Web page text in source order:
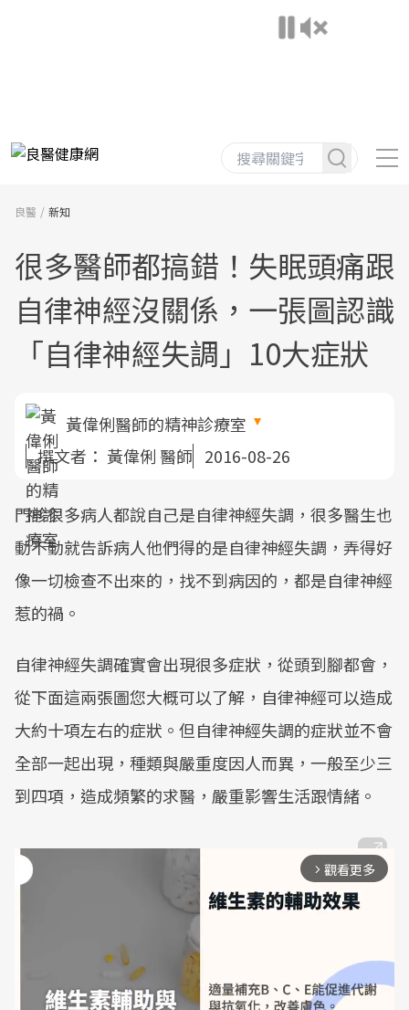
良醫 新知
很多醫師都搞錯！失眠頭痛跟
自律神經沒關係，一張圖認識
「自律神經失調」10大症狀
黃偉俐醫師的精神診療室
撰文者： 黃偉俐 醫師 2016-08-26
門診很多病人都說自己是自律神經失調，很多醫生也
動不動就告訴病人他們得的是自律神經失調，弄得好
像一切檢查不出來的，找不到病因的，都是自律神經
惹的禍。
自律神經失調確實會出現很多症狀，從頭到腳都會，
從下面這兩張圖您大概可以了解，自律神經可以造成
大約十項左右的症狀。但自律神經失調的症狀並不會
全部一起出現，種類與嚴重度因人而異，一般至少三
到四項，造成頻繁的求醫，嚴重影響生活跟情緒。
arrow_forward_ios 觀看更多